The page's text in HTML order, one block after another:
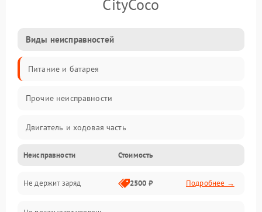
CityCoco
Виды неисправностей
Питание и батарея
Прочие неисправности
Двигатель и ходовая часть
Тормоза и безопасность
Подвеска и колеса
Неисправности Стоимость
Не держит заряд 2500 ₽ Подробнее →